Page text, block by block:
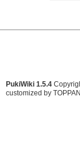
PukiWiki 1.5.4
customized by